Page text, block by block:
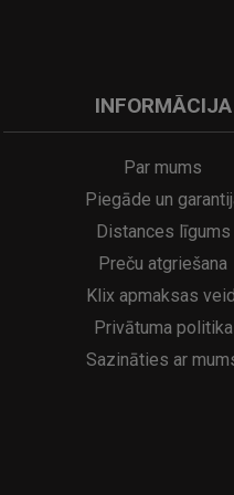
21.95€
INFORMĀCIJA
Par mums
Piegāde un
Distances līgums
Preču atgriešana
Klix apmaksas
Privātuma politika
Sazināties ar